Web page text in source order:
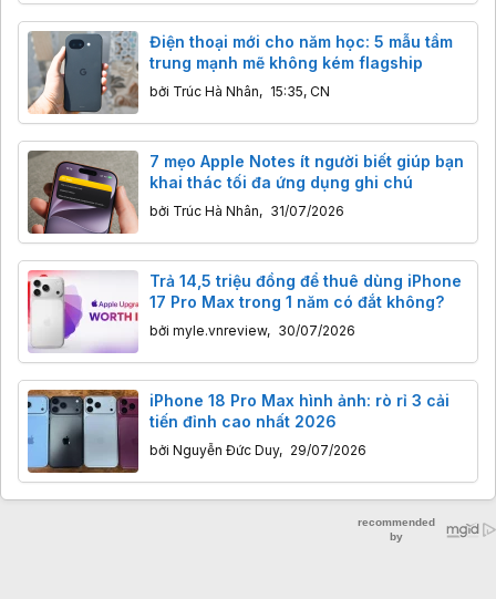
Điện thoại mới cho năm học: 5 mẫu tầm
trung mạnh mẽ không kém flagship
bởi Trúc Hà Nhân, 15:35, CN
7 mẹo Apple Notes ít người biết giúp bạn
khai thác tối đa ứng dụng ghi chú
bởi Trúc Hà Nhân, 31/07/2026
Trả 14,5 triệu đồng để thuê dùng iPhone
17 Pro Max trong 1 năm có đắt không?
bởi myle.vnreview, 30/07/2026
iPhone 18 Pro Max hình ảnh: rò rỉ 3 cải
tiến đỉnh cao nhất 2026
bởi Nguyễn Đức Duy, 29/07/2026